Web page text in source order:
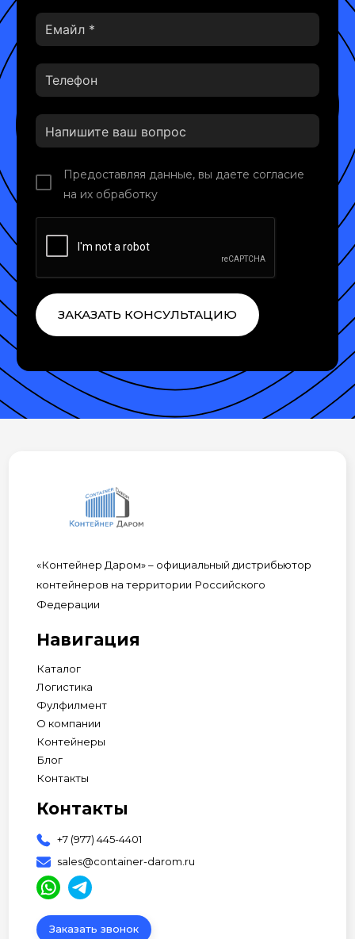
Предоставляя данные, вы даете согласие
на их обработку
ЗАКАЗАТЬ КОНСУЛЬТАЦИЮ
«Контейнер Даром» – официальный дистрибьютор
контейнеров на территории Российского
Федерации
Навигация
Каталог
Логистика
Фулфилмент
О компании
Контейнеры
Блог
Контакты
Контакты
+7 (977) 445-4401
sales@container-darom.ru
Заказать звонок